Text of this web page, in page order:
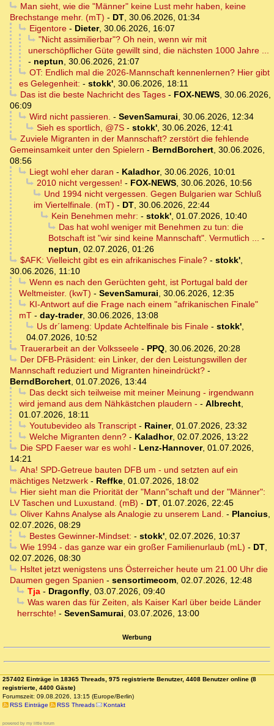
Man sieht, wie die "Männer" keine Lust mehr haben, keine
Brechstange mehr. (mT) - DT 30.06.2026, 01:34
Eigentore- Dieter, 30.06.2026, 16:07
"Nicht assimilierbar"? Oh nein, wenn wir mit
unerschöpflicher Güte gewillt sind, die nächsten 1000 Jahre ...
- neptun 30.06.2026, 21:07
OT: Endlich mal die 2026-Mannschaft kennenlernen? Hier gibt
es Gelegenheit: - stokk' 30.06.2026, 18:11
Das ist die beste Nachricht des Tages- FOX-NEWS, 30.06.2026,
06:09
Wird nicht passieren. - SevenSamurai 30.06.2026, 12:34
Sieh es sportlich, @7S- stokk', 30.06.2026, 12:41
Zuviele Migranten in der Mannschaft? zerstört die fehlende
Gemeinsamkeit unter den Spielern - BerndBorchert 30.06.2026,
08:56
Liegt wohl eher daran - Kaladhor, 30.06.2026, 10:01
2010 nicht vergessen! - FOX-NEWS, 30.06.2026, 10:56
Und 1994 nicht vergessen. Gegen Bulgarien war Schluß
im Viertelfinale. (mT) - DT 30.06.2026, 22:44
Kein Benehmen mehr: - stokk', 01.07.2026, 10:40
Das hat wohl weniger mit Benehmen zu tun: die
Botschaft ist "wir sind keine Mannschaft". Vermutlich ...
-
neptun 02.07.2026, 01:26
$AFK: Vielleicht gibt es ein afrikanisches Finale?- stokk',
30.06.2026, 11:10
Wenn es nach den Gerüchten geht, ist Portugal bald der
Weltmeister. (kwT) - SevenSamurai 30.06.2026, 12:35
KI-Antwort auf die Frage nach einem "afrikanischen Finale"
mT - day-trader, 30.06.2026, 13:08
Us dr´lameng: Update Achtelfinale bis Finale- stokk',
04.07.2026, 10:52
Trauerarbeit an der Volksseele- PPQ, 30.06.2026, 20:28
Der DFB-Präsident: ein Linker, der den Leistungswillen der
Mannschaft reduziert und Migranten hineindrückt? -
BerndBorchert 01.07.2026, 13:44
Das deckt sich teilweise mit meiner Meinung - irgendwann
wird jemand aus dem Nähkästchen plaudern - - Albrecht
01.07.2026, 18:11
Youtubevideo als Transcript- Rainer, 01.07.2026, 23:32
Welche Migranten denn?- Kaladhor, 02.07.2026, 13:22
Die SPD Faeser war es wohl- Lenz-Hannover, 01.07.2026,
14:21
Aha! SPD-Getreue bauten DFB um - und setzten auf ein
mächtiges Netzwerk - Reffke 01.07.2026, 18:02
Hier sieht man die Priorität der "Mann"schaft und der "Männer":
LV Taschen und Luxustand. (mB) - DT 01.07.2026, 22:45
Oliver Kahns Analyse als Analogie zu unserem Land. - Plancius,
02.07.2026, 08:29
Bestes Gewinner-Mindset: - stokk', 02.07.2026, 10:37
Wie 1994 - das ganze war ein großer Familienurlaub (mL) - DT,
02.07.2026, 08:30
Hsltet jetzt wenigstens uns Österreicher heute um 21.00 Uhr die
Daumen gegen Spanien - sensortimecom 02.07.2026, 12:48
Tja- Dragonfly, 03.07.2026, 09:40
Was waren das für Zeiten, als Kaiser Karl über beide Länder
herrschte! - SevenSamurai 03.07.2026, 13:00
Werbung
257402 Einträge in 18365 Threads, 975 registrierte Benutzer, 4408 Benutzer online (8
registrierte, 4400 Gäste)
Forumszeit: 09.08.2026, 13:15 (Europe/Berlin)
RSS Einträge
RSS Threads Kontakt
powered by my little forum